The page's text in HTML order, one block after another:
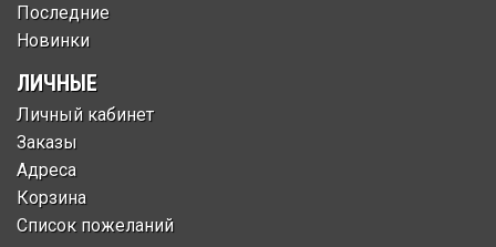
Последние
Новинки
ЛИЧНЫЕ
Личный кабинет
Заказы
Адреса
Корзина
Список пожеланий